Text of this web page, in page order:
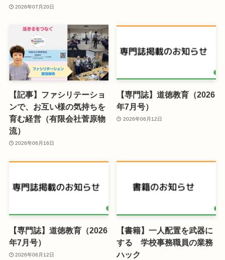
2026年07月20日
【記事】ファシリテーショ
ンで、お互い様の気持ちを
育む経営（有限会社菅原物
流）
2026年06月16日
【専門誌】道徳教育（2026
年7月号）
2026年06月12日
【専門誌】道徳教育（2026
年7月号）
2026年06月12日
【書籍】一人配置を武器に
する 学校事務職員の業務
ハック